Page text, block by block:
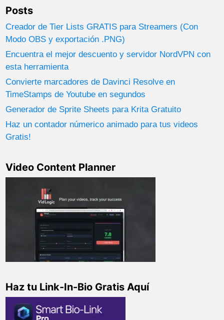
Posts
Creador de Tier Lists GRATIS para Streamers (Con
Modo OBS y exportación .PNG)
Encuentra el mejor descuento y servidor NordVPN con
esta herramienta
Convierte marcadores de Davinci Resolve en
TimeStamps de Youtube en segundos
Generador de Sprite Sheets para Krita Gratuito
Haz un contador númerico animado para tus videos
Gratis!
Video Content Planner
Haz tu Link-In-Bio Gratis Aquí